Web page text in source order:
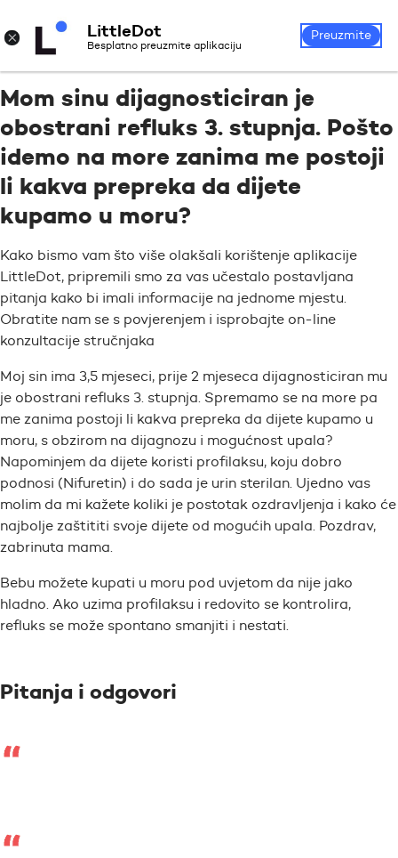
Prijava
Mom sinu dijagnosticiran je
obostrani refluks 3. stupnja. Pošto
idemo na more zanima me postoji
li kakva prepreka da dijete
kupamo u moru?
Kako bismo vam što više olakšali korištenje aplikacije
LittleDot, pripremili smo za vas učestalo postavljana
pitanja kako bi imali informacije na jednome mjestu.
Obratite nam se s povjerenjem i isprobajte on-line
konzultacije stručnjaka
Moj sin ima 3,5 mjeseci, prije 2 mjeseca dijagnosticiran mu
je obostrani refluks 3. stupnja. Spremamo se na more pa
me zanima postoji li kakva prepreka da dijete kupamo u
moru, s obzirom na dijagnozu i mogućnost upala?
Napominjem da dijete koristi profilaksu, koju dobro
podnosi (Nifuretin) i do sada je urin sterilan. Ujedno vas
molim da mi kažete koliki je postotak ozdravljenja i kako će
najbolje zaštititi svoje dijete od mogućih upala. Pozdrav,
zabrinuta mama.
Bebu možete kupati u moru pod uvjetom da nije jako
hladno. Ako uzima profilaksu i redovito se kontrolira,
refluks se može spontano smanjiti i nestati.
Pitanja i odgovori
× LittleDot
Besplatno preuzmite aplikaciju
Preuzmite